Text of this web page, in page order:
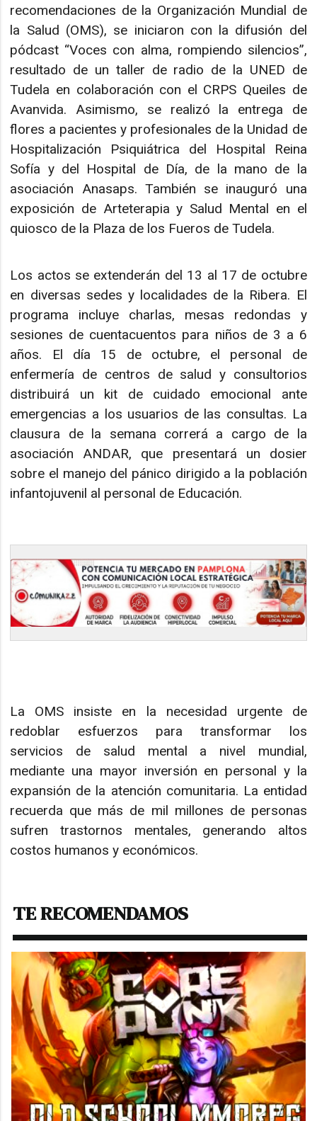
recomendaciones de la Organización Mundial de
la Salud (OMS), se iniciaron con la difusión del
pódcast “Voces con alma, rompiendo silencios”,
resultado de un taller de radio de la UNED de
Tudela en colaboración con el CRPS Queiles de
Avanvida. Asimismo, se realizó la entrega de
flores a pacientes y profesionales de la Unidad de
Hospitalización Psiquiátrica del Hospital Reina
Sofía y del Hospital de Día, de la mano de la
asociación Anasaps. También se inauguró una
exposición de Arteterapia y Salud Mental en el
quiosco de la Plaza de los Fueros de Tudela.
Los actos se extenderán del 13 al 17 de octubre
en diversas sedes y localidades de la Ribera. El
programa incluye charlas, mesas redondas y
sesiones de cuentacuentos para niños de 3 a 6
años. El día 15 de octubre, el personal de
enfermería de centros de salud y consultorios
distribuirá un kit de cuidado emocional ante
emergencias a los usuarios de las consultas. La
clausura de la semana correrá a cargo de la
asociación ANDAR, que presentará un dosier
sobre el manejo del pánico dirigido a la población
infantojuvenil al personal de Educación.
La OMS insiste en la necesidad urgente de
redoblar esfuerzos para transformar los
servicios de salud mental a nivel mundial,
mediante una mayor inversión en personal y la
expansión de la atención comunitaria. La entidad
recuerda que más de mil millones de personas
sufren trastornos mentales, generando altos
costos humanos y económicos.
TE RECOMENDAMOS